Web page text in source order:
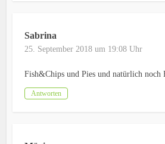
Sabrina
25. September 2018 um 19:08 Uhr
Fish&Chips und Pies und natürlich noch
Antworten